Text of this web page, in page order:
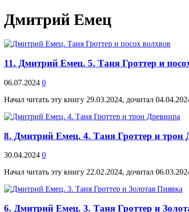
Дмитрий Емец
11. Дмитрий Емец. 5. Таня Гроттер и
06.07.2024 0
Начал читать эту книгу 29.03.2024, дочитал
8. Дмитрий Емец. 4. Таня Гроттер и трон
30.04.2024 0
Начал читать эту книгу 22.02.2024, дочитал
6. Дмитрий Емец. 3. Таня Гроттер и